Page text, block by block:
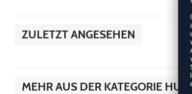
ZULETZT ANGESEHEN
MEHR AUS DER KATEGORIE